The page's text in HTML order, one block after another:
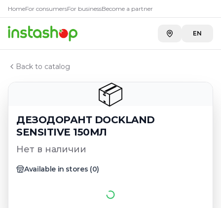
HomeFor consumersFor businessBecome a partner
EN
Back to catalog
📦
ДЕЗОДОРАНТ DOCKLAND
SENSITIVE 150МЛ
Нет в наличии
Available in stores (0)
Главная
Каталог
ДЕЗОДОРАНТ DOCKLAND SENSITIVE 150МЛ